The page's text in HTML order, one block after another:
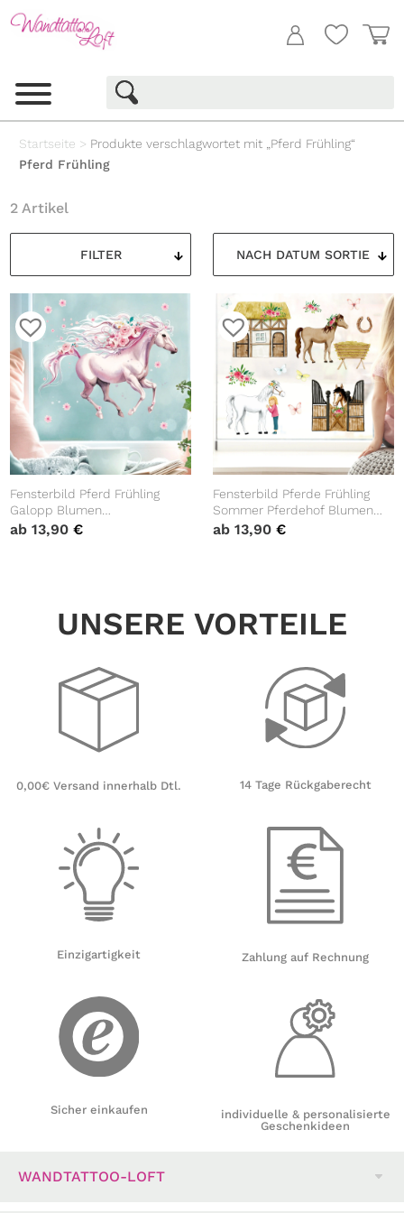
Startseite > Produkte verschlagwortet mit „Pferd Frühling“
Pferd Frühling
FILTER
2 Artikel
Fensterbild Pferd Frühling
Galopp Blumen
wiederverwendbare
ab13,90€
Fensterbild Pferde Frühling
Sommer Pferdehof Blumen
wiederverwendbare
ab 13,90 €
UNSERE VORTEILE
0,00€ Versand innerhalb Dtl.
Einzigartigkeit
Sicher einkaufen
14 Tage Rückgaberecht
Zahlung auf Rechnung
individuelle & personalisierte
Geschenkideen
WANDTATTOO-LOFT